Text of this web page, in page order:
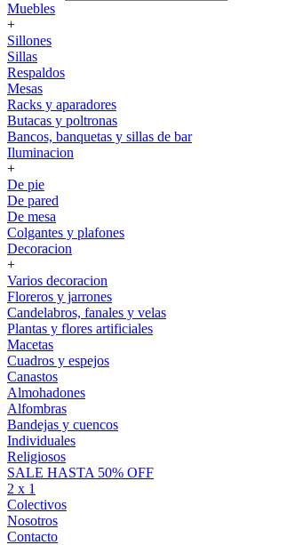
Muebles
+
Sillones
Sillas
Respaldos
Mesas
Racks y aparadores
Butacas y poltronas
Bancos, banquetas y sillas de bar
Iluminacion
+
De pie
De pared
De mesa
Colgantes y plafones
Decoracion
+
Varios decoracion
Floreros y jarrones
Candelabros, fanales y velas
Plantas y flores artificiales
Macetas
Cuadros y espejos
Canastos
Almohadones
Alfombras
Bandejas y cuencos
Individuales
Religiosos
SALE HASTA 50% OFF
2 x 1
Colectivos
Nosotros
Contacto